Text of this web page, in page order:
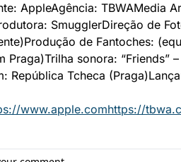
AppleAgência: TBWAMedia
SmugglerDireção de
Produção de Fantoches:
Praga)Trilha sonora: “Friends”
República Tcheca (Praga)
www.apple.comhttps://